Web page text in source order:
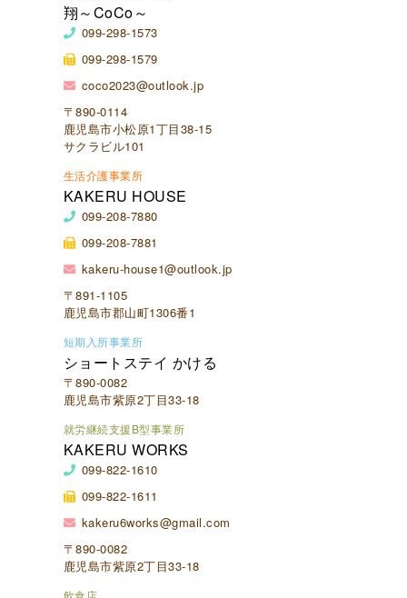
翔～CoCo～
099-298-1573
099-298-1579
coco2023@outlook.jp
〒890-0114
鹿児島市小松原1丁目38-15
サクラビル101
生活介護事業所
KAKERU HOUSE
099-208-7880
099-208-7881
kakeru-house1@outlook.jp
〒891-1105
鹿児島市郡山町1306番1
短期入所事業所
ショートステイ かける
〒890-0082
鹿児島市紫原2丁目33-18
就労継続支援B型事業所
KAKERU WORKS
099-822-1610
099-822-1611
kakeru6works@gmail.com
〒890-0082
鹿児島市紫原2丁目33-18
飲食店